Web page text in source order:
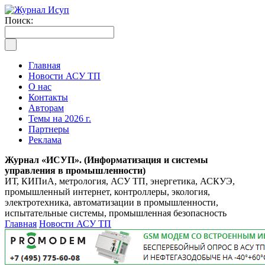
Поиск:
Главная
Новости АСУ ТП
О нас
Контакты
Авторам
Темы на 2026 г.
Партнеры
Реклама
Журнал «ИСУП». (Информатизация и системы
управления в промышленности)
ИТ, КИПиА, метрология, АСУ ТП, энергетика, АСКУЭ,
промышленный интернет, контроллеры, экология,
электротехника, автоматизации в промышленности,
испытательные системы, промышленная безопасность
Главная Новости АСУ ТП